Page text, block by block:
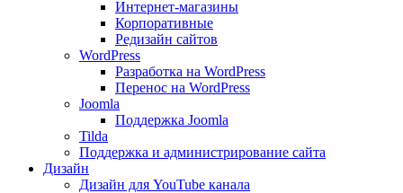
Интернет-магазины
Корпоративные
Редизайн сайтов
WordPress
Разработка на WordPress
Перенос на WordPress
Joomla
Поддержка Joomla
Tilda
Поддержка и администрирование сайта
Дизайн
Дизайн для YouTube канала